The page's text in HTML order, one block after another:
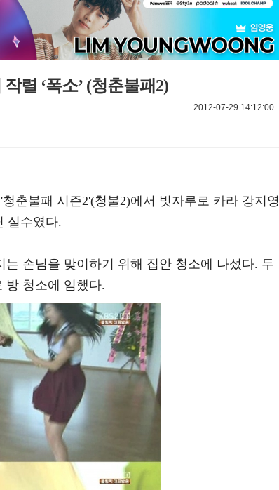
렬 ‘폭소’ (청춘불패2)
2012-07-29 14:12:00
춘불패 시즌2'(청불2)에서 빗자루로 카라 강지영
실수였다.
손님을 맞이하기 위해 집안 청소에 나섰다. 두
방 청소에 임했다.